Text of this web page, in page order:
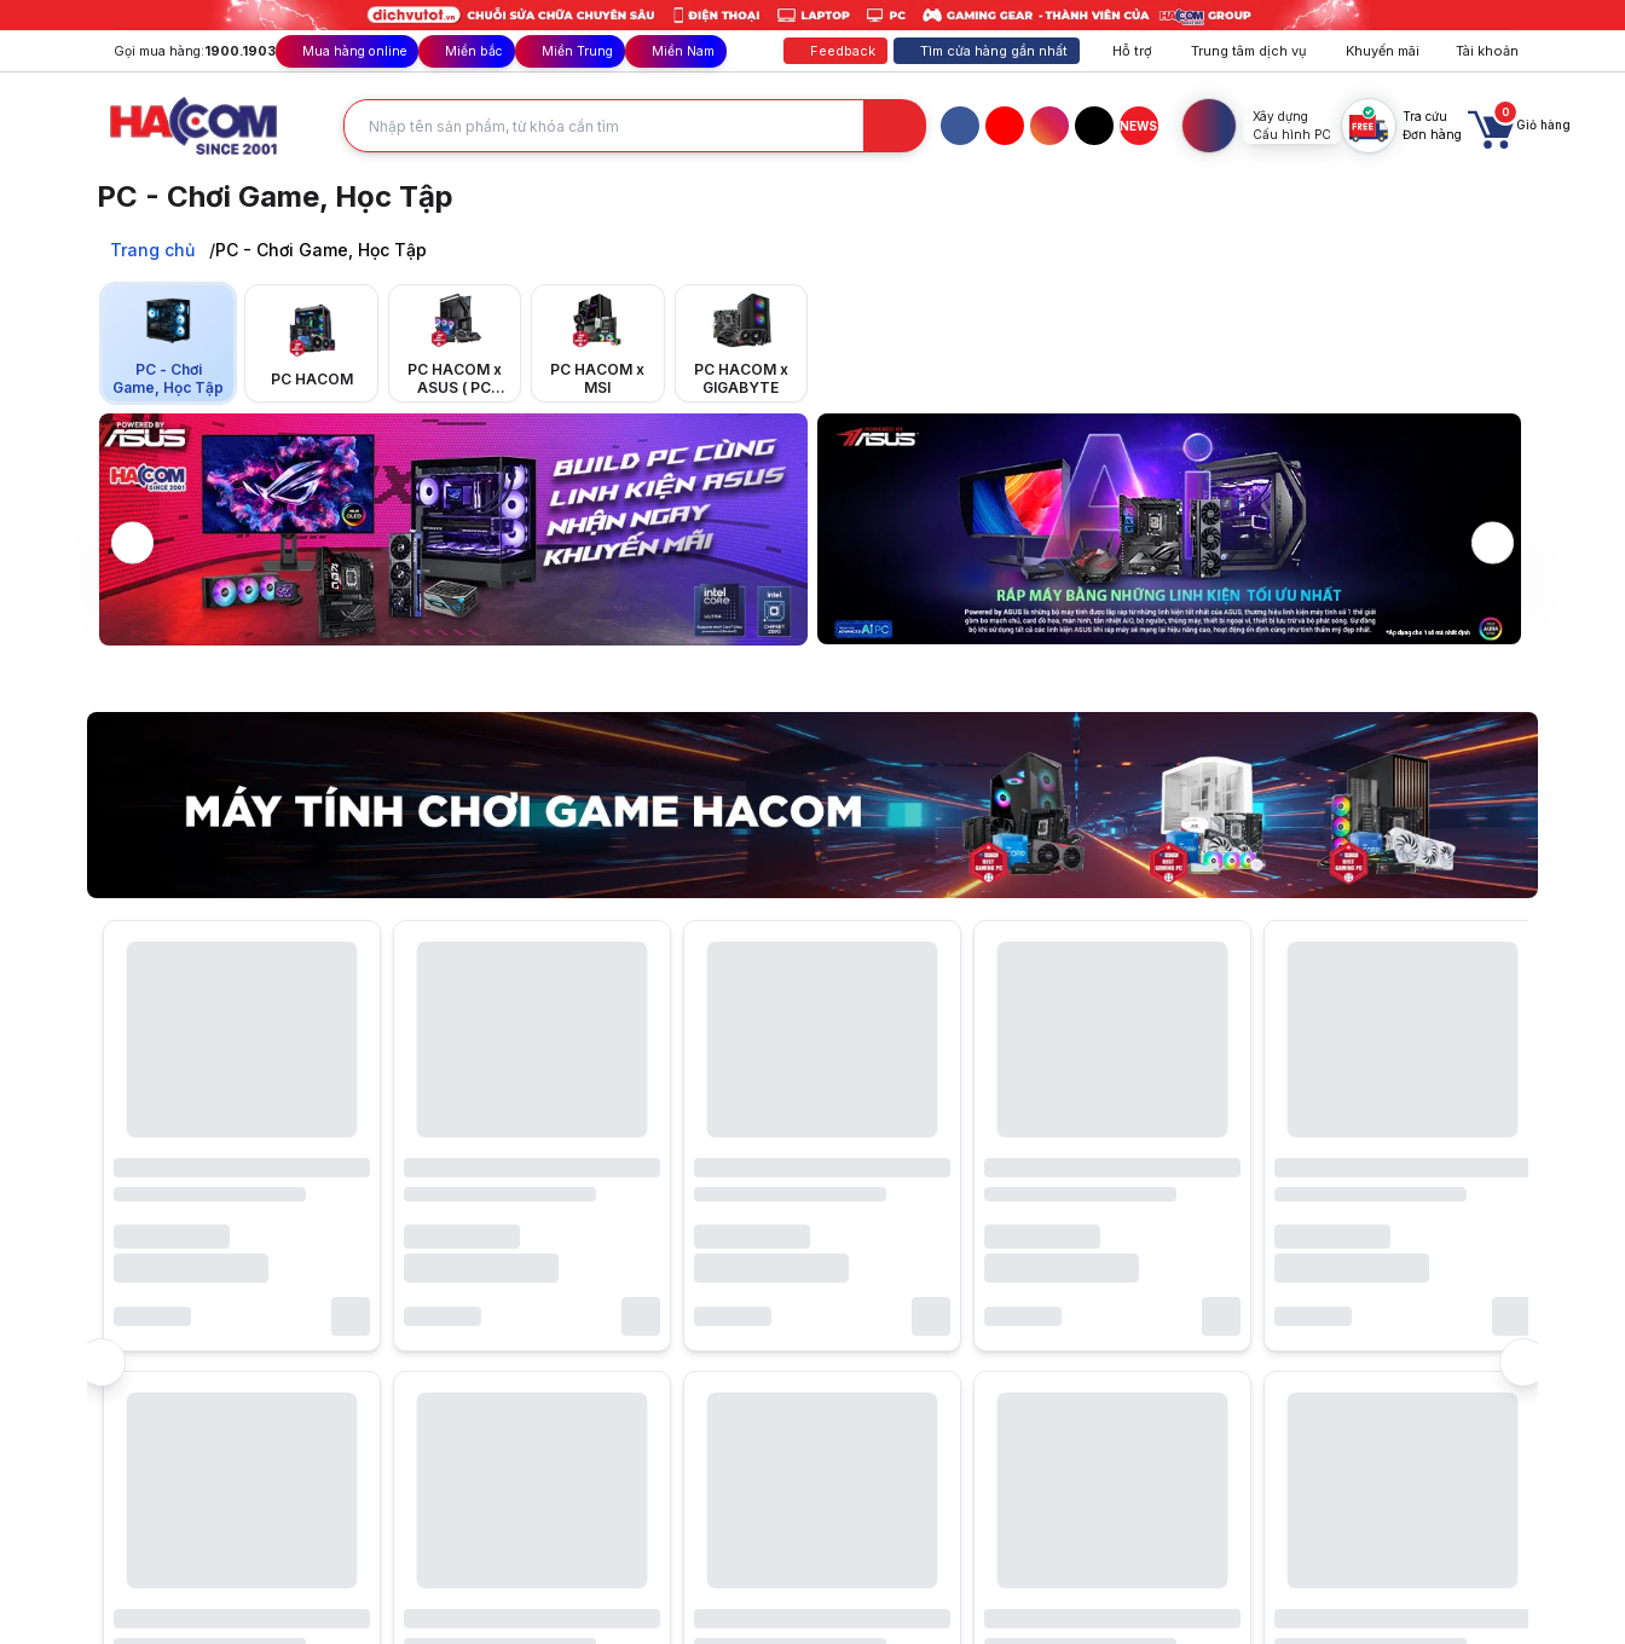
Gọi mua hàng:1900.1903 Mua hàng online Miền bắc Miền Trung Miền Nam Feedback Tìm cửa hàng gần nhất Hỗ trợ Trung tâm dịch vụ Khuyến mãi Tài khoản
FacebookYouTubeInstagram
TikTok
NEWS
Xây dựng
Cấu hình PC
Tra cứu
Đơn hàng
0
Giỏ hàng
PC - Chơi Game, Học Tập
PC - Chơi Game, Học Tập
Trang chủ PC - Chơi Game, Học Tập
PC - Chơi
Game, Học Tập
PC HACOM
PC HACOM x
ASUS ( PC
POWERED BY
ASUS)
PC HACOM x
MSI
PC HACOM x
GIGABYTE